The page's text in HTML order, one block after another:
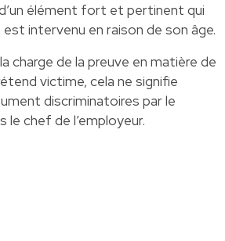
élément fort et pertinent qui
intervenu en raison de son âge.
charge de la preuve en matière de
victime, cela ne signifie
discriminatoires par le
le chef de l’employeur.